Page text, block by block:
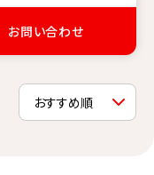
お問い合わせ